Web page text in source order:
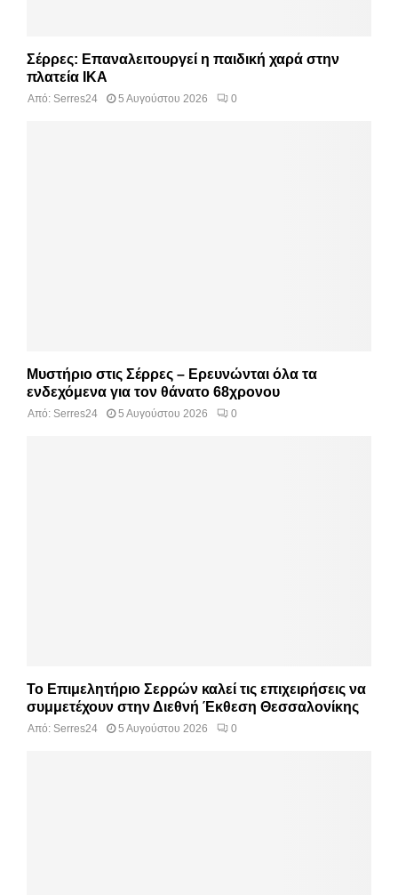
Σέρρες: Επαναλειτουργεί η παιδική χαρά στην
πλατεία ΙΚΑ
Από: Serres24 5 Αυγούστου 2026 0
Μυστήριο στις Σέρρες – Ερευνώνται όλα τα
ενδεχόμενα για τον θάνατο 68χρονου
Από: Serres24 5 Αυγούστου 2026 0
Το Επιμελητήριο Σερρών καλεί τις επιχειρήσεις να
συμμετέχουν στην Διεθνή Έκθεση Θεσσαλονίκης
Από: Serres24 5 Αυγούστου 2026 0